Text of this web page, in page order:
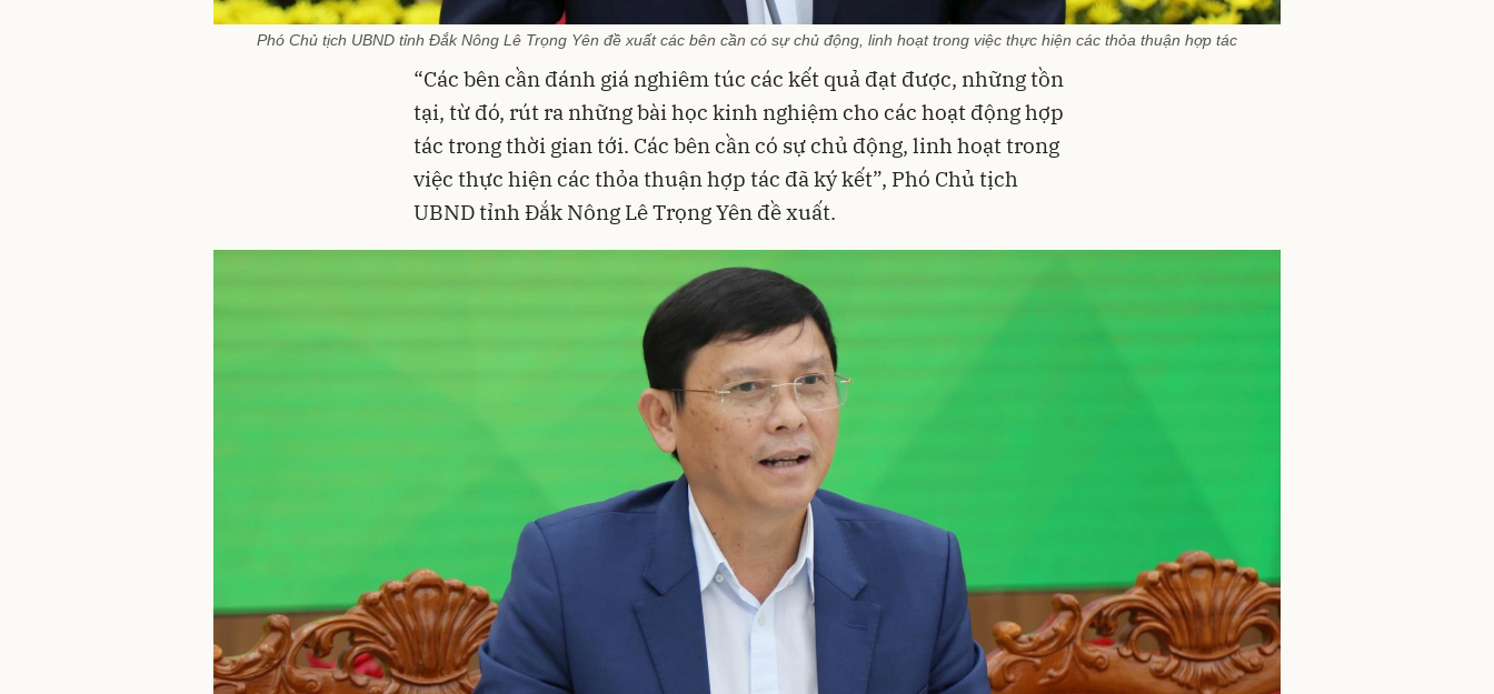
Phó Chủ tịch UBND tỉnh Đắk Nông Lê Trọng Yên đề xuất các bên cần có sự chủ động, linh hoạt trong việc thực hiện các thỏa thuận hợp tác
“Các bên cần đánh giá nghiêm túc các kết quả đạt được, những tồn
tại, từ đó, rút ra những bài học kinh nghiệm cho các hoạt động hợp
tác trong thời gian tới. Các bên cần có sự chủ động, linh hoạt trong
việc thực hiện các thỏa thuận hợp tác đã ký kết”, Phó Chủ tịch
UBND tỉnh Đắk Nông Lê Trọng Yên đề xuất.